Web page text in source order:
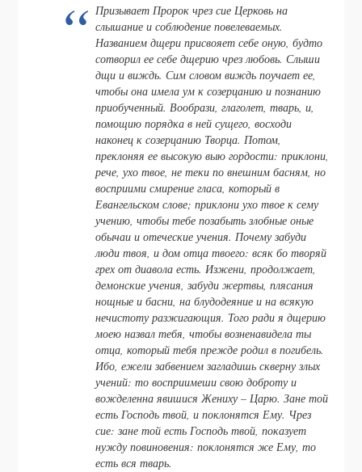
Призывает Пророк чрез сие Церковь на
слышание и соблюдение повелеваемых.
Названиемдщери присвояет себе оную, будто
сотворил ее себе дщерию чрез любовь.Слыши
дщи и виждь. Сим словомвиждьпоучает ее,
чтобы она имела ум к созерцанию и познанию
приобученный. Вообрази, глаголет, тварь, и,
помощию порядка в ней сущего, восходи
наконец к созерцанию Творца. Потом,
преклоняя ее высокую выю гордости:приклони,
рече,ухо твое, не теки по внешним басням, но
восприими смирение гласа, который в
Евангельском слове;приклони ухо твое к сему
учению, чтобы тебе позабыть злобные оные
обычаи и отеческие учения. Почемузабуди
люди твоя, и дом отца твоего: всякбо творяй
грех от диавола есть. Изжени, продолжает,
демонские учения, забуди жертвы, плясания
нощные и басни, на блудодеяние и на всякую
нечистоту разжигающия. Того ради ядщерию
моею назвал тебя, чтобы возненавидела ты
отца, который тебя прежде родил в погибель.
Ибо, ежели забвением загладишь скверну злых
учений: то восприимеши своюдобротуи
вожделеннаявишися Жениху – Царю.Зане той
есть Господь твой, и поклонятся Ему. Чрез
сие:зане той есть Господь твой,показует
нужду повиновения:поклонятся жеЕму, то
есть вся тварь.